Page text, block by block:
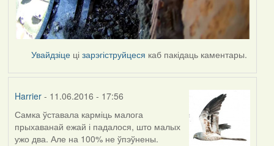
Увайдзіце цізарэгіструйцеся каб пакідаць каментары.
Harrier- 11.06.2016 - 17:56
Самка ўставала карміць малога
прыхаванай ежай і падалося, што малых
ужо два. Але на 100% не ўпэўнены.